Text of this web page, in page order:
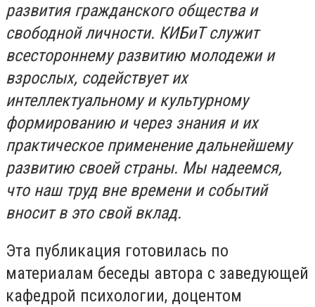
развития гражданского общества и
свободной личности. КИБиТ служит
всестороннему развитию молодежи и
взрослых, содействует их
интеллектуальному и культурному
формированию и через знания и их
практическое применение дальнейшему
развитию своей страны. Мы надеемся,
что наш труд вне времени и событий
вносит в это свой вклад.
Эта публикация готовилась по
материалам беседы автора с заведующей
кафедрой психологии, доцентом